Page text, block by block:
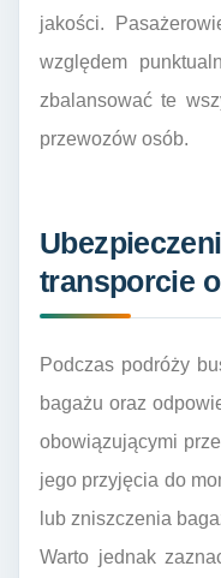
jakości.
względem
zbalansować te
przewozów osób.
transporcie
Podczas podróży
bagażu oraz
obowiązującymi
jego przyjęcia do
lub zniszczenia
Warto jednak